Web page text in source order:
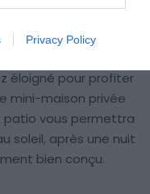
Privacy Policy
un logement
éloigné pour profiter
mini-maison privée
patio vous permettra
soleil, après une nuit
bien conçu.